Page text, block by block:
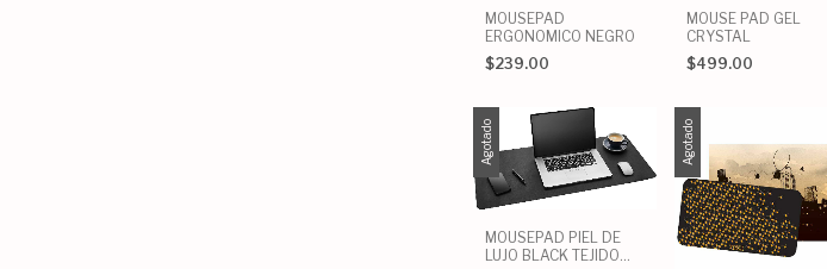
MOUSEPAD
ERGONOMICO NEGRO
$239.00
MOUSE PAD GEL
CRYSTAL
$499.00
Agotado
MOUSEPAD PIEL DE
LUJO BLACK TEJIDO
Agotado